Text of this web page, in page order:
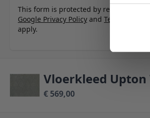
This form is protected by reCAPTCHA -
Google Privacy Policy and Terms of
apply.
Vloerkleed Upton
€ 569,00